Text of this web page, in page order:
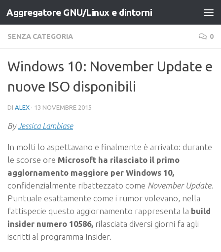
Salta al contenuto
Aggregatore GNU/Linux e dintorni
SENZA CATEGORIA 0
Windows 10: November Update e
nuove ISO disponibili
DI ALEX · 13 NOVEMBRE 2015
ByJessica Lambiase
In molti lo aspettavano e finalmente è arrivato: durante
le scorse ore Microsoft ha rilasciato il primo
aggiornamento maggiore per Windows 10,
confidenzialmente ribattezzato come November Update.
Puntuale esattamente come i rumor volevano, nella
fattispecie questo aggiornamento rappresenta la build
insider numero 10586, rilasciata diversi giorni fa agli
iscritti al programma Insider.